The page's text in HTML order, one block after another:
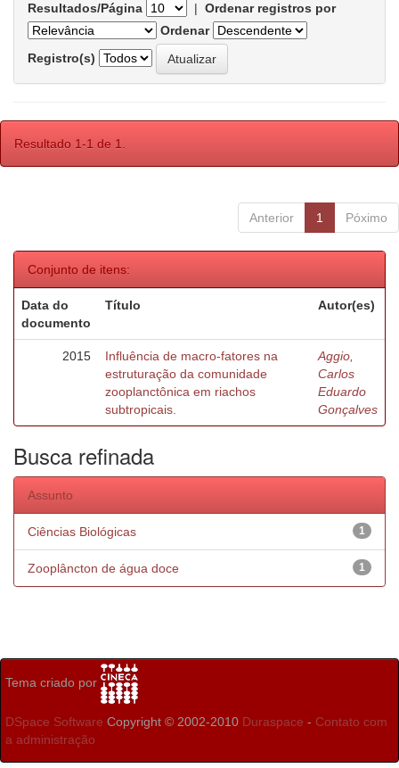
Resultados/Página | Ordenar registros por
Ordenar
Registro(s)
Resultado 1-1 de 1.
Anterior 1 Póximo
Conjunto de itens:
Data do
documento
Título Autor(es)
2015
Influência de macro-fatores na
estruturação da comunidade
zooplanctônica em riachos
subtropicais.
Aggio,
Carlos
Eduardo
Gonçalves
Busca refinada
Assunto
1
Ciências Biológicas
1
Zooplâncton de água doce
Tema criado por
DSpace Software Copyright © 2002-2010 Duraspace - Contato com
a administração